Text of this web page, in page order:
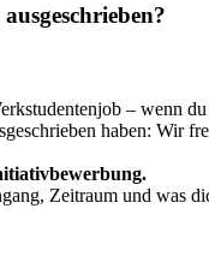
– wenn
haben: Wir
Zeitraum und was